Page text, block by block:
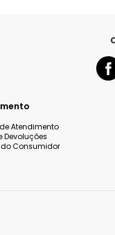
Atendimento
Devoluções
Consumidor